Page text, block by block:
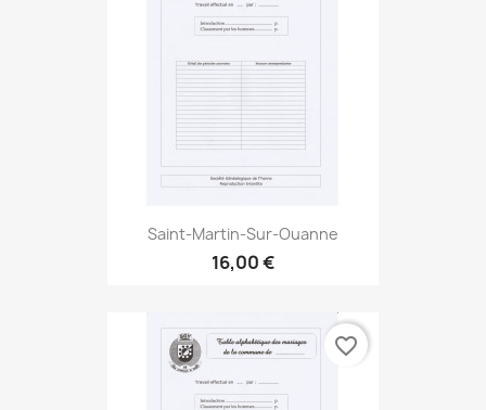
Saint-Martin-Sur-Ouanne
16,00 €
favorite_border